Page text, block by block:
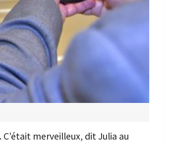
merveilleux, dit Julia au